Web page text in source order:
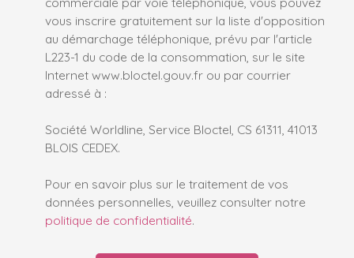
vous inscrire gratuitement sur la liste d'opposition
au démarchage téléphonique, prévu par l'article
L223-1 du code de la consommation, sur le site
Internet www.bloctel.gouv.fr ou par courrier
adressé à :
Société Worldline, Service Bloctel, CS 61311, 41013
BLOIS CEDEX.
Pour en savoir plus sur le traitement de vos
données personnelles, veuillez consulter notre
politique de confidentialité.